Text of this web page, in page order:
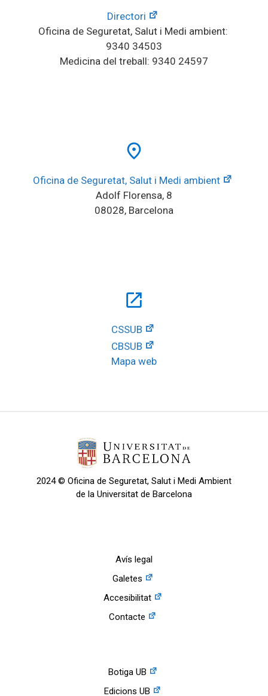
Directori
Oficina de Seguretat, Salut i Medi ambient:
9340 34503
Medicina del treball: 9340 24597
place
Oficina de Seguretat, Salut i Medi ambient
Adolf Florensa, 8
08028, Barcelona
open_in_new
CSSUB
CBSUB
Mapa web
2024 © Oficina de Seguretat, Salut i Medi Ambient
de la Universitat de Barcelona
Avís legal
Galetes
Accesibilitat
Contacte
Botiga UB
Edicions UB